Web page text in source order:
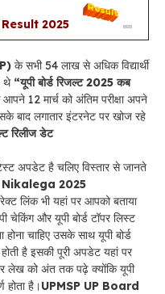
Result 2025
के सभी 54 लाख से अधिक विद्यार्थी
थे “यूपी बोर्ड रिजल्ट 2025 कब
12 मार्च को अंतिम परीक्षा अपने
बाद लगातार इंटरनेट पर खोज रहे
रिलीज डेट
अपडेट है चलिए विस्तार से जानते
Nikalega 2025
लिंक भी यहां पर आपको बताया
चेकिंग और यूपी बोर्ड टॉपर लिस्ट
चाहिए उसके साथ यूपी बोर्ड
है इसकी पूरी अपडेट यहां पर
लेख को अंत तक पढ़े क्योंकि यूपी
होता है।UPMSP UP Board